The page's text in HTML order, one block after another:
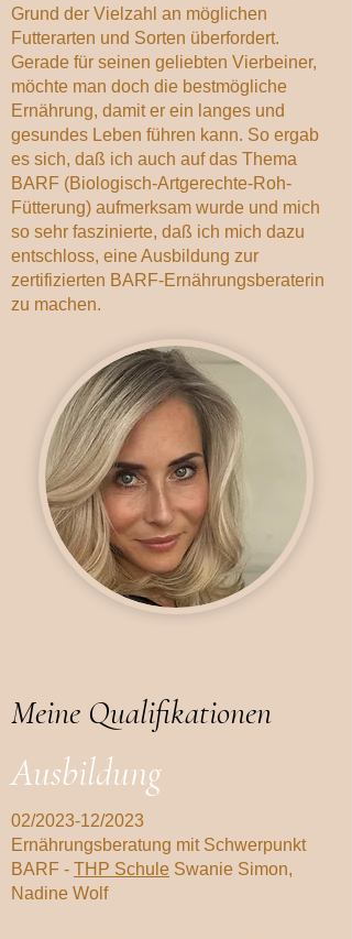
Grund der Vielzahl an möglichen
Futterarten und Sorten überfordert.
Gerade für seinen geliebten Vierbeiner,
möchte man doch die bestmögliche
Ernährung, damit er ein langes und
gesundes Leben führen kann. So ergab
es sich, daß ich auch auf das Thema
BARF (Biologisch-Artgerechte-Roh-
Fütterung) aufmerksam wurde und mich
so sehr faszinierte, daß ich mich dazu
entschloss, eine Ausbildung zur
zertifizierten BARF-Ernährungsberaterin
zu machen.
Meine Qualifikationen
Ausbildung
02/2023-12/2023
Ernährungsberatung mit Schwerpunkt
BARF - THP Schule Swanie Simon,
Nadine Wolf